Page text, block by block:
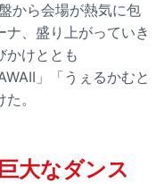
から会場が熱気に包
ナ、盛り上がっていき
かけととも
」「うぇるかむと
。
大なダンス